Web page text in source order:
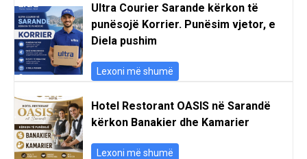
Ultra Courier Sarande kërkon të
punësojë Korrier. Punësim vjetor, e
Diela pushim
Lexoni më shumë
Hotel Restorant OASIS në Sarandë
kërkon Banakier dhe Kamarier
Lexoni më shumë